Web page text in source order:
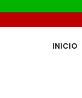
INICIO